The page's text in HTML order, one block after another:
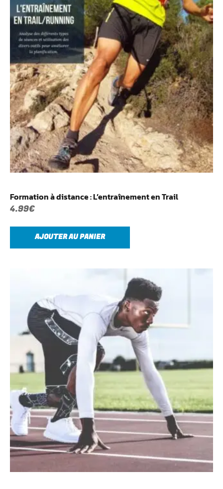
Formation à distance : L’entraînement en Trail
4.99€
AJOUTER AU PANIER